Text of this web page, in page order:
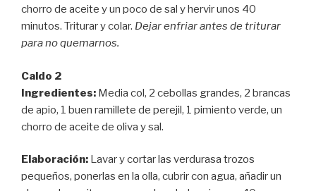
chorro de aceite y un poco de sal y hervir unos 40
minutos. Triturar y colar. Dejar enfriar antes de triturar
para no quemarnos.
Caldo 2
Ingredientes: Media col, 2 cebollas grandes, 2 brancas
de apio, 1 buen ramillete de perejil, 1 pimiento verde, un
chorro de aceite de oliva y sal.
Elaboración: Lavar y cortar las verdurasa trozos
pequeños, ponerlas en la olla, cubrir con agua, añadir un